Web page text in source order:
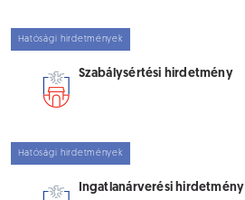
Hatósági hirdetmények
Szabálysértési hirdetmény
Hatósági hirdetmények
Ingatlanárverési hirdetmény